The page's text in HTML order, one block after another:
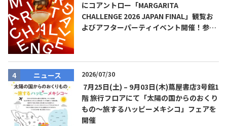
にコアントロー「MARGARITA
CHALLENGE 2026 JAPAN FINAL」観覧お
よびアフターパーティイベント開催！参加
ニュース 2026/07/30
7月25日(土) – 9月03日(木)蔦屋書店3号館1
階 旅行フロアにて「太陽の国からのおくり
もの～旅するハッピーメキシコ」フェアを
開催